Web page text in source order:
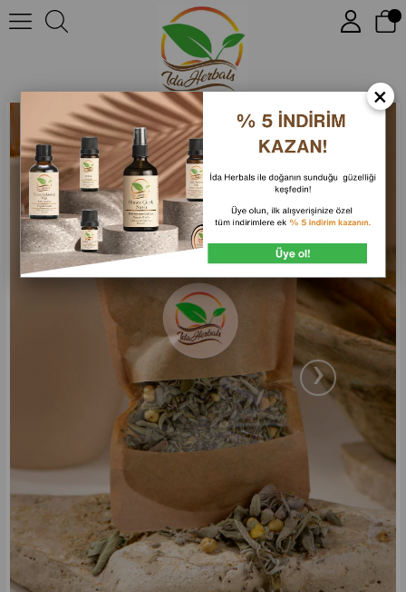
Anasayfa Enerji & Ruhsal Doğal Tütsü
›
×